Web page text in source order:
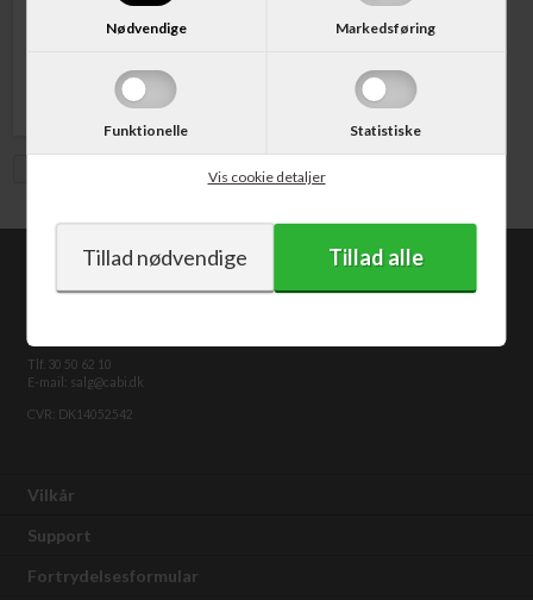
Nødvendige Markedsføring
Funktionelle Statistiske
Vis cookie detaljer
Pris v/12 stk - pr. stk:
CABI.dk
Tlf. 30 50 62 10
E-mail: salg@cabi.dk
CVR: DK14052542
Vilkår
Support
Fortrydelsesformular